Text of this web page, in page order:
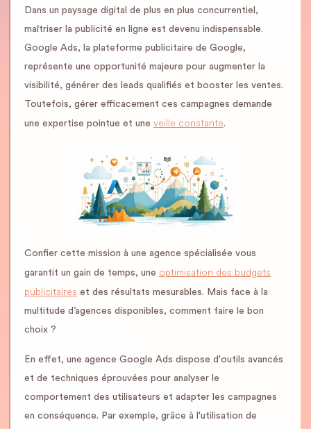
Dans un paysage digital de plus en plus concurrentiel,
maîtriser la publicité en ligne est devenu indispensable.
Google Ads, la plateforme publicitaire de Google,
représente une opportunité majeure pour augmenter la
visibilité, générer des leads qualifiés et booster les ventes.
Toutefois, gérer efficacement ces campagnes demande
une expertise pointue et une veille constante.
Confier cette mission à une agence spécialisée vous
garantit un gain de temps, une optimisation des budgets
publicitaires et des résultats mesurables. Mais face à la
multitude d’agences disponibles, comment faire le bon
choix ?
En effet, une agence Google Ads dispose d'outils avancés
et de techniques éprouvées pour analyser le
comportement des utilisateurs et adapter les campagnes
en conséquence. Par exemple, grâce à l'utilisation de